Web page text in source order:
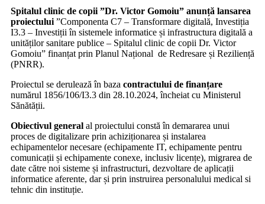
Spitalul clinic de copii ”Dr. Victor Gomoiu” anunță lansarea
proiectului ”Componenta C7 – Transformare digitală, Investiția
I3.3 – Investiții în sistemele informatice și infrastructura digitală a
unităților sanitare publice – Spitalul clinic de copii Dr. Victor
Gomoiu” finanțat prin Planul Național de Redresare și Reziliență
(PNRR).
Proiectul se derulează în baza contractului de finanțare
numărul 1856/106/I3.3 din 28.10.2024, încheiat cu Ministerul
Sănătății.
Obiectivul general al proiectului constă în demararea unui
proces de digitalizare prin achiziționarea și instalarea
echipamentelor necesare (echipamente IT, echipamente pentru
comunicații și echipamente conexe, inclusiv licențe), migrarea de
date către noi sisteme și infrastructuri, dezvoltare de aplicații
informatice aferente, dar și prin instruirea personalului medical si
tehnic din instituție.